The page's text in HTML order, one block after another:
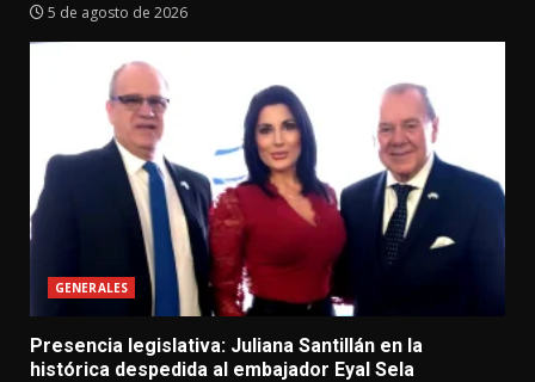
5 de agosto de 2026
GENERALES
Presencia legislativa: Juliana Santillán en la
histórica despedida al embajador Eyal Sela